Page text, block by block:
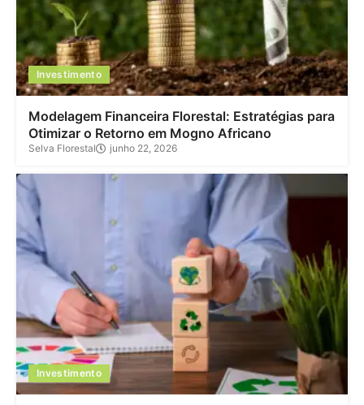
Investimento
Modelagem Financeira Florestal: Estratégias para
Otimizar o Retorno em Mogno Africano
Selva Florestal junho 22, 2026
Investimento